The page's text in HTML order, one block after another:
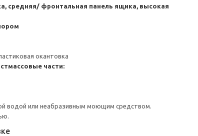
средняя/ фронтальная панель ящика, высокая
окантовка
части:
водой или неабразивным моющим средством.